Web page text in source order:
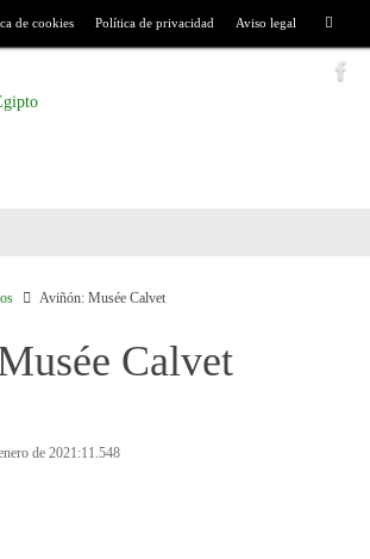
de cookies Política de privacidad Aviso legal
Aviñón: Musée Calvet
Calvet
de 2021:11.548